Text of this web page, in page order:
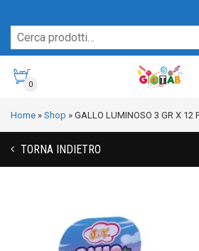
0
Home » Shop » GALLO LUMINOSO 3 GR X 12
TORNA INDIETRO